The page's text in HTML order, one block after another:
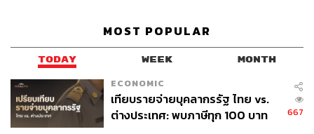
หรือช่างภาพเชื้อสายอังกฤษอย่าง มาร์ติน พารร์ และ เจมี
ฮอคส์เวิร์ธ ที่มีบทบาทมากขึ้นในเล่ม แทนที่จะเป็นแค่คลับ
ช่างภาพเอ็กซ์คลูซีฟของเล่มเท่านั้น
แต่ไม่หมดเพียงเท่านี้ เพราะทั้งปีบริษัทพ่อของ Vogue
Condé Nast ก็มีรายงานถึงการขาดทุนและปรับเปลี่ยน
โครงสร้างขององค์กร จนนิตยสารอย่างGlamour ที่ก่อตั้ง
MOST POPULAR
TODAY WEEK MONTH
ECONOMIC
เทียบรายจ่ายบุคลากรรัฐ ไทย vs.
ต่างประเทศ: พบภาษีทุก 100 บาท
667